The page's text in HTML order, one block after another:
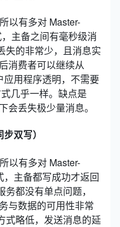
以有多对 Master-
主备之间有毫秒级消
失的非常少，且消息实
消费者可以继续从
用程序透明，不需要
几乎一样。缺点是
会丢失极少量消息。
双写）
以有多对 Master-
主备都写成功才返回
都没有单点问题，
与数据的可用性非常
式略低，发送消息的延